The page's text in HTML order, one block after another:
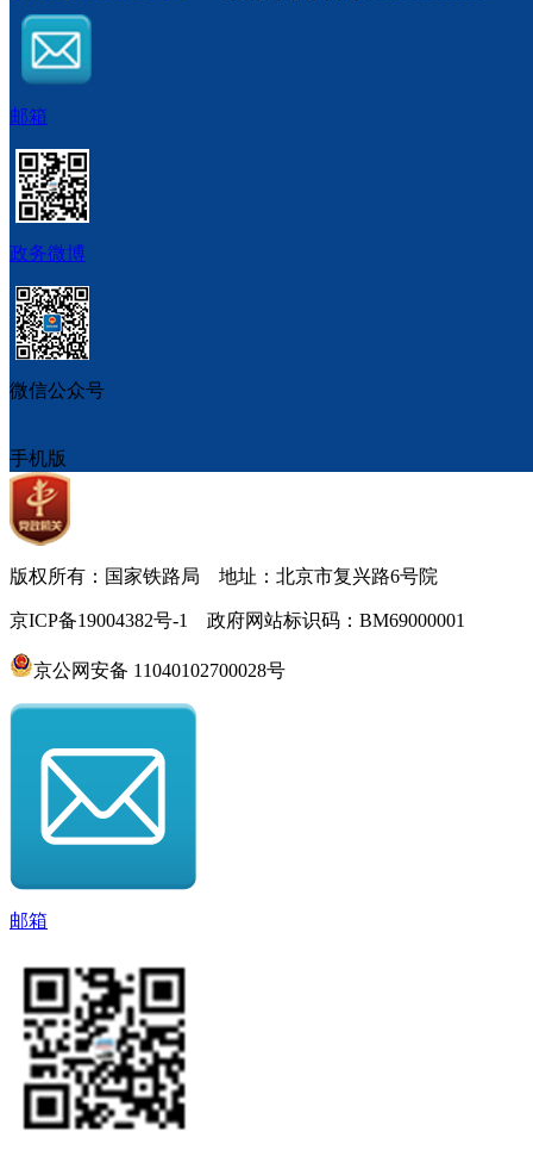
邮箱
政务微博
微信公众号
手机版
版权所有：国家铁路局 地址：北京市复兴路6号院
京ICP备19004382号-1 政府网站标识码：BM69000001
京公网安备 11040102700028号
邮箱